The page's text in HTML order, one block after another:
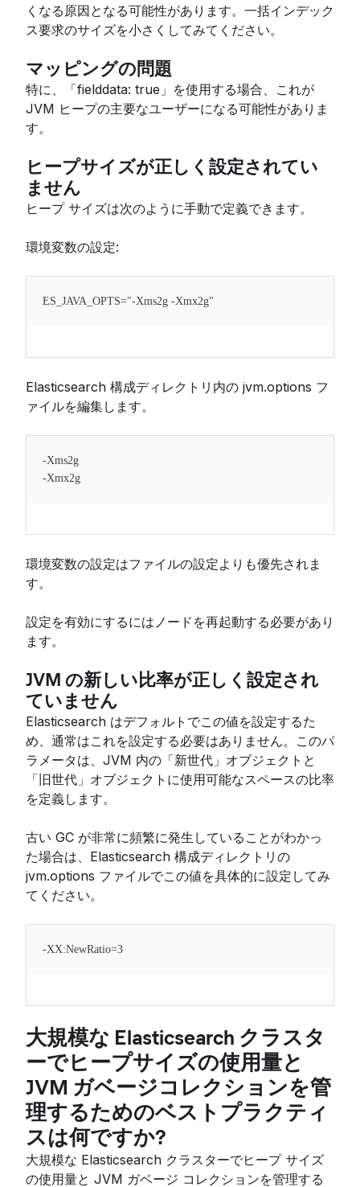
くなる原因となる可能性があります。一括インデック
ス要求のサイズを小さくしてみてください。
マッピングの問題
特に、「fielddata: true」を使用する場合、これが
JVM ヒープの主要なユーザーになる可能性がありま
す。
ヒープサイズが正しく設定されてい
ません
ヒープ サイズは次のように手動で定義できます。
環境変数の設定:
ES_JAVA_OPTS="-Xms2g -Xmx2g"
Elasticsearch 構成ディレクトリ内の jvm.options フ
ァイルを編集します。
-Xms2g
-Xmx2g
環境変数の設定はファイルの設定よりも優先されま
す。
設定を有効にするにはノードを再起動する必要があり
ます。
JVM の新しい比率が正しく設定され
ていません
Elasticsearch はデフォルトでこの値を設定するた
め、通常はこれを設定する必要はありません。このパ
ラメータは、JVM 内の「新世代」オブジェクトと
「旧世代」オブジェクトに使用可能なスペースの比率
を定義します。
古い GC が非常に頻繁に発生していることがわかっ
た場合は、Elasticsearch 構成ディレクトリの
jvm.options ファイルでこの値を具体的に設定してみ
てください。
-XX:NewRatio=3
大規模な Elasticsearch クラスタ
ーでヒープサイズの使用量と
JVM ガベージコレクションを管
理するためのベストプラクティ
スは何ですか?
大規模な Elasticsearch クラスターでヒープ サイズ
の使用量と JVM ガベージ コレクションを管理する